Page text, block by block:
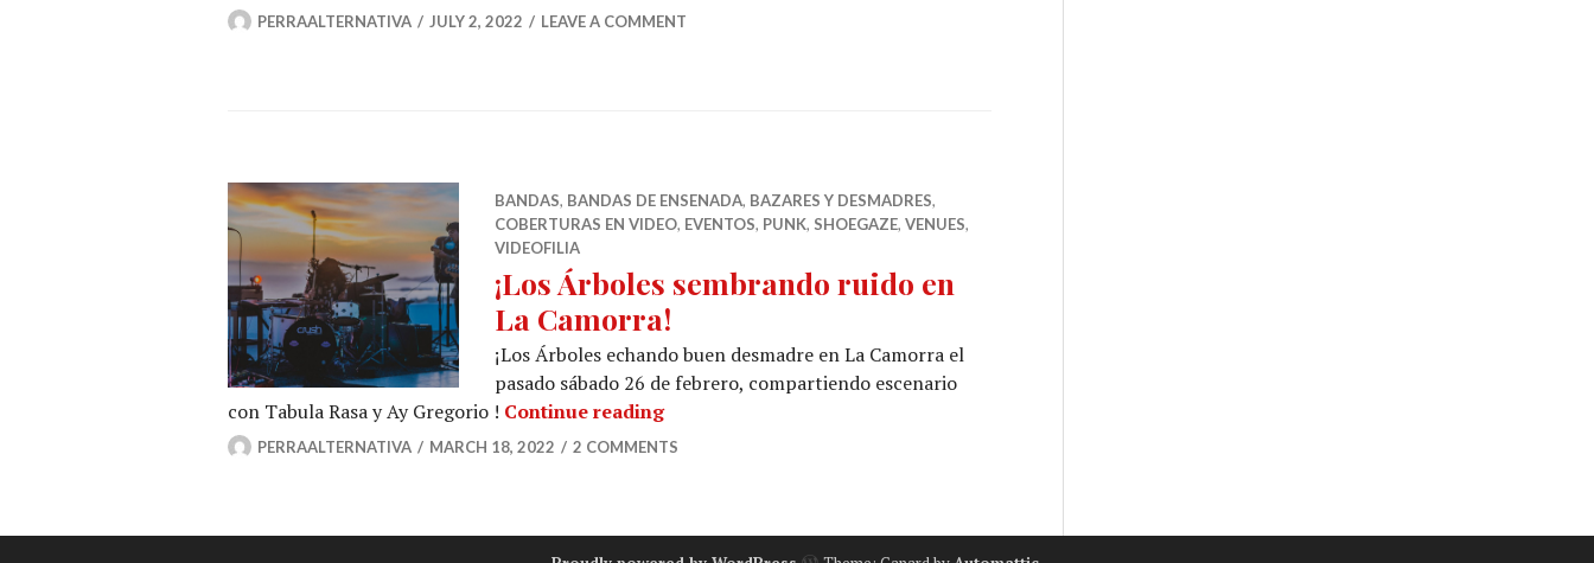
PERRAALTERNATIVA JULY 2, 2022 LEAVE A COMMENT
BANDAS, BANDAS DE ENSENADA, BAZARES Y DESMADRES,
COBERTURAS EN VIDEO, EVENTOS, PUNK, SHOEGAZE, VENUES,
VIDEOFILIA
¡Los Árboles sembrando ruido en
La Camorra!
¡Los Árboles echando buen desmadre en La Camorra el
pasado sábado 26 de febrero, compartiendo escenario
con Tabula Rasa y Ay Gregorio ! Continue reading¡Los Árboles sembrando ruido en La Camorra!
PERRAALTERNATIVA MARCH 18, 2022 2 COMMENTS